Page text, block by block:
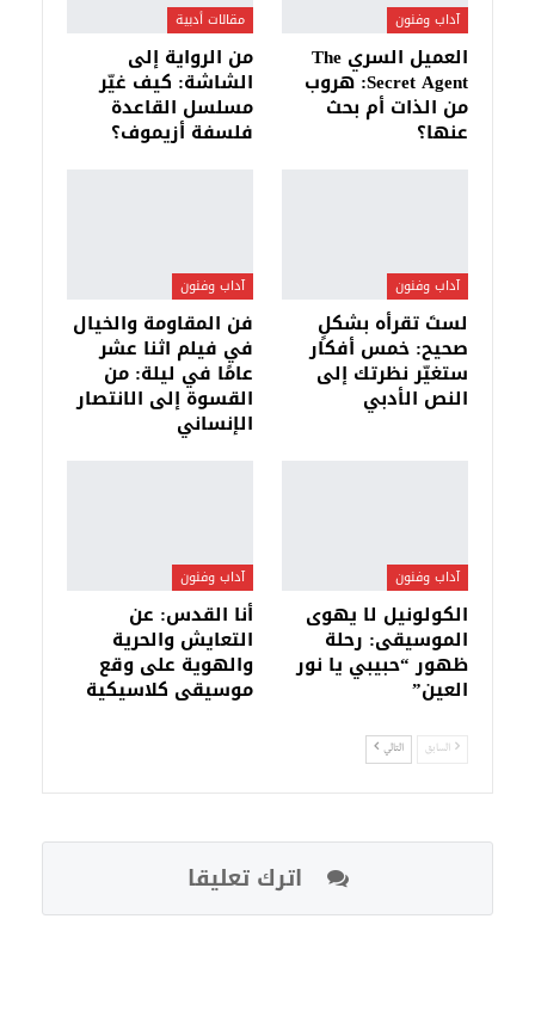
آداب وفنون
العميل السري The
Secret Agent: هروب
من الذات أم بحث
عنها؟
مقالات أدبية
من الرواية إلى
الشاشة: كيف غيّر
مسلسل القاعدة
فلسفة أزيموف؟
آداب وفنون
لستَ تقرأه بشكلٍ
صحيح: خمس أفكار
ستغيّر نظرتك إلى
النص الأدبي
آداب وفنون
فن المقاومة والخيال
في فيلم اثنا عشر
عامًا في ليلة: من
القسوة إلى الانتصار
الإنساني
آداب وفنون
الكولونيل لا يهوى
الموسيقى: رحلة
ظهور “حبيبي يا نور
العين”
آداب وفنون
أنا القدس: عن
التعايش والحرية
والهوية على وقع
موسيقى كلاسيكية
السابق التالي
اترك تعليقا